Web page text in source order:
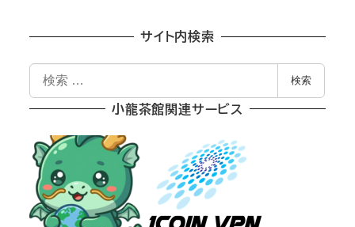
サイト内検索
検
索
検索
小龍茶館関連サービス